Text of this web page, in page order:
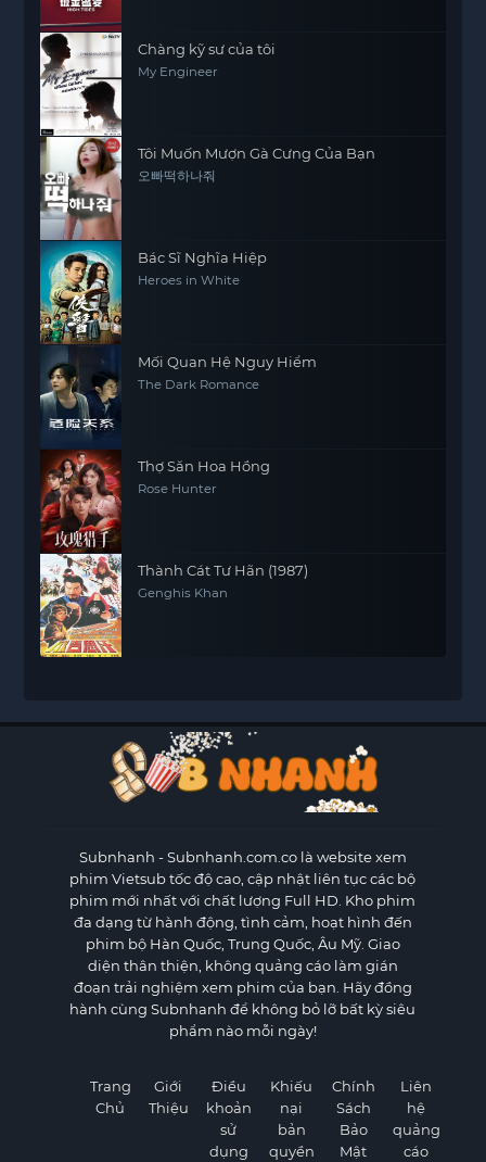
Chàng kỹ sư của tôi
My Engineer
Tôi Muốn Mượn Gà Cưng Của Bạn
오빠떡하나줘
Bác Sĩ Nghĩa Hiệp
Heroes in White
Mối Quan Hệ Nguy Hiểm
The Dark Romance
Thợ Săn Hoa Hồng
Rose Hunter
Thành Cát Tư Hãn (1987)
Genghis Khan
Subnhanh - Subnhanh.com.co là website xem
phim Vietsub tốc độ cao, cập nhật liên tục các bộ
phim mới nhất với chất lượng Full HD. Kho phim
đa dạng từ hành động, tình cảm, hoạt hình đến
phim bộ Hàn Quốc, Trung Quốc, Âu Mỹ. Giao
diện thân thiện, không quảng cáo làm gián
đoạn trải nghiệm xem phim của bạn. Hãy đồng
hành cùng Subnhanh để không bỏ lỡ bất kỳ siêu
phẩm nào mỗi ngày!
Trang
Chủ
Giới
Thiệu
Điều
khoản
sử
dụng
Khiếu
nại
bản
quyền
Chính
Sách
Bảo
Mật
Liên
hệ
quảng
cáo